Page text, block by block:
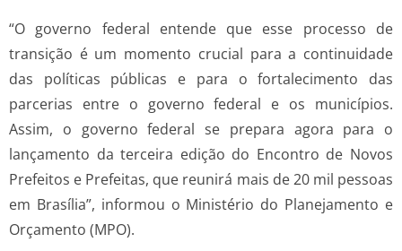
“O governo federal entende que esse processo de
transição é um momento crucial para a continuidade
das políticas públicas e para o fortalecimento das
parcerias entre o governo federal e os municípios.
Assim, o governo federal se prepara agora para o
lançamento da terceira edição do Encontro de Novos
Prefeitos e Prefeitas, que reunirá mais de 20 mil pessoas
em Brasília”, informou o Ministério do Planejamento e
Orçamento (MPO).